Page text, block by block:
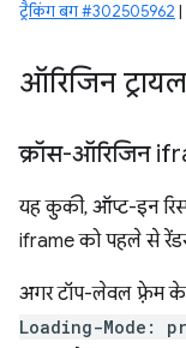
ट्रैकिंग बग #302505962 |
ऑरिजिन ट्रायल
क्रॉस-ऑरिजिन
यह कुकी, ऑप्ट-इन
iframe को पहले से
अगर टॉप-लेवल फ़्रेम के
Loading-Mode: